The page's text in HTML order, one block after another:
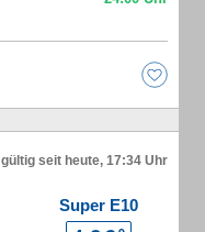
gültig seit heute, 17:34 Uhr
Super E10